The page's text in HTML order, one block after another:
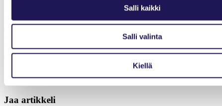
Salli kaikki
Salli valinta
Kiellä
uusiin oppimiskokemuksiin. Muista kysyä aina, kun jokin asia jää
mietityttämään – se voi herättää henkiin todella kallisarvoisia
unohda levon tärkeyttä! Harkkapäivät voivat viedä paljon voimia
kaiken uuden oppimisen äärellä, joten vastapainona tulee myös
suoda itselleen aikaa, kun ei tee yhtään mitään tuottavaa.
Jaa artikkeli